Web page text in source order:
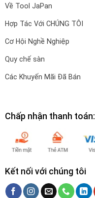
Về Tool JaPan
Hợp Tác Với CHÚNG TÔI
Cơ Hội Nghề Nghiệp
Quy chế sàn
Các Khuyến Mãi Đã Bán
Chấp nhận thanh toán:
Kết nối với chúng tôi